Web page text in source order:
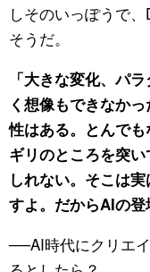
しそのいっぽうで
そうだ。
「大きな変化、パ
く想像もできなか
性はある。とんで
ギリのところを突
しれない。そこは
すよ。だからAIの登
──AI時代にクリエ